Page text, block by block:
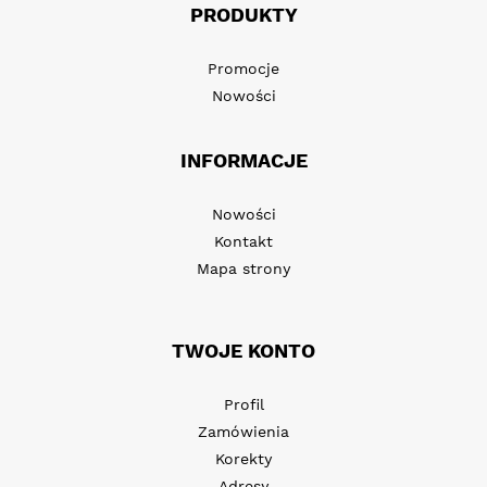
PRODUKTY
Promocje
Nowości
INFORMACJE
Nowości
Kontakt
Mapa strony
TWOJE KONTO
Profil
Zamówienia
Korekty